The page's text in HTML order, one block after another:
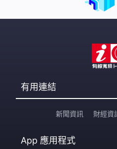
有用連結
新聞資訊 財經資
App 應用程式